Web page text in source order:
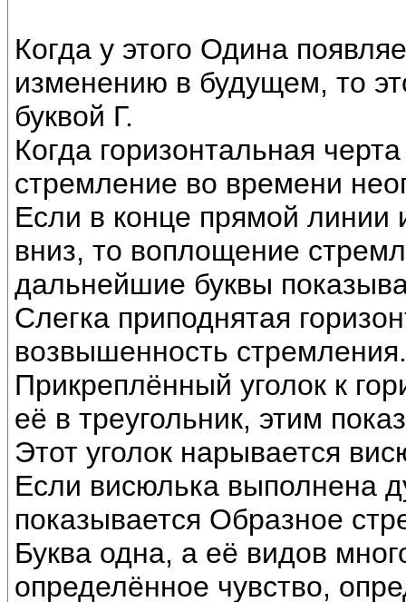
Когда у этого Одина
изменению в будущем, то
буквой Г.
Когда горизонтальная
стремление во времени
Если в конце прямой линии
вниз, то воплощение
дальнейшие буквы
Слегка приподнятая
возвышенность стремления.
Прикреплённый уголок к
её в треугольник, этим
Этот уголок нарывается
Если висюлька выполнена
показывается Образное
Буква одна, а её видов
определённое чувство,